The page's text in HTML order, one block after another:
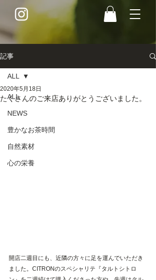
記事
ALL
NEWS
豊かなお茶時間
自然素材
心の栄養
ALL
たくさんのご来店ありがとうございました。
2020年5月18日
開店二週目にも、近隣の方々に足を運んでいただき
ました。CITRONのスペシャリテ『タルトシトロ